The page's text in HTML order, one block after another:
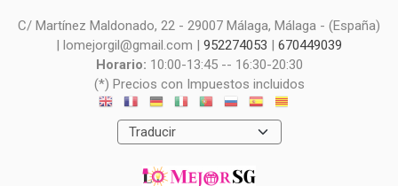
C/ Martínez Maldonado, 22 - 29007 Málaga, Málaga - (España)
| lomejorgil@gmail.com | 952274053
670449039
Horario: 10:00-13:45 -- 16:30-20:30
(*) Precios con Impuestos incluidos